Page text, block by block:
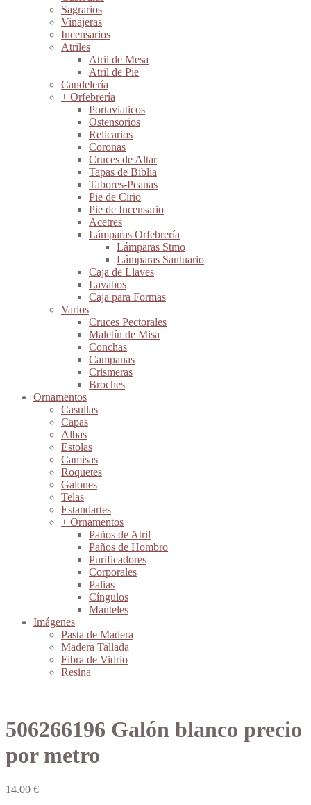
Sagrarios
Vinajeras
Incensarios
Atriles
Atril de Mesa
Atril de Pie
Candelería
+ Orfebrería
Portaviaticos
Ostensorios
Relicarios
Coronas
Cruces de Altar
Tapas de Biblia
Tabores-Peanas
Pie de Cirio
Pie de Incensario
Acetres
Lámparas Orfebrería
Lámparas Stmo
Lámparas Santuario
Caja de Llaves
Lavabos
Caja para Formas
Varios
Cruces Pectorales
Maletín de Misa
Conchas
Campanas
Crismeras
Broches
Ornamentos
Casullas
Capas
Albas
Estolas
Camisas
Roquetes
Galones
Telas
Estandartes
+ Ornamentos
Paños de Atril
Paños de Hombro
Purificadores
Corporales
Palias
Cíngulos
Manteles
Imágenes
Pasta de Madera
Madera Tallada
Fibra de Vidrio
Resina
506266196 Galón blanco precio
por metro
14.00 €